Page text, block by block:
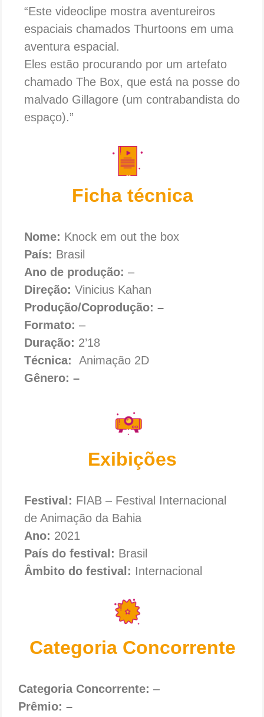
“Este videoclipe mostra aventureiros
espaciais chamados Thurtoons em uma
aventura espacial.
Eles estão procurando por um artefato
chamado The Box, que está na posse do
malvado Gillagore (um contrabandista do
espaço).”
Ficha técnica
Nome: Knock em out the box
País: Brasil
Ano de produção: –
Direção: Vinicius Kahan
Produção/Coprodução: –
Formato: –
Duração: 2’18
Técnica:
Animação 2D
Gênero: –
Exibições
Festival: FIAB – Festival Internacional
de Animação da Bahia
Ano: 2021
País do festival: Brasil
Âmbito do festival: Internacional
Categoria Concorrente
Categoria Concorrente: –
Prêmio: –